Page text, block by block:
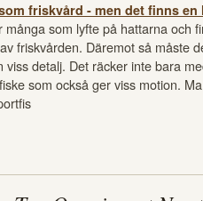
friskvård - men det finns en
många som lyfte på hattarna och
friskvården. Däremot så måste
viss detalj. Det räcker inte bara
som också ger viss motion.